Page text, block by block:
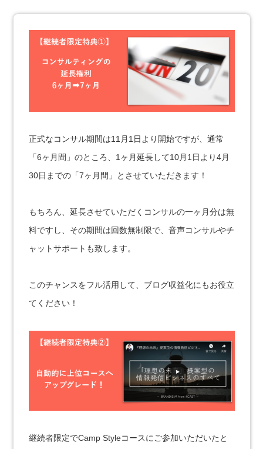
正式なコンサル期間は11月1日より開始ですが、通常
「6ヶ月間」のところ、1ヶ月延長して10月1日より4月
30日までの「7ヶ月間」とさせていただきます！
もちろん、延長させていただくコンサルの一ヶ月分は無
料ですし、その期間は回数無制限で、音声コンサルやチ
ャットサポートも致します。
このチャンスをフル活用して、ブログ収益化にもお役立
てください！
継続者限定でCamp Styleコースにご参加いただいたと